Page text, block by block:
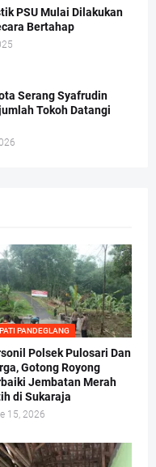
PSU Mulai Dilakukan
Bertahap
Serang Syafrudin
Tokoh Datangi
PANDEGLANG
Polsek Pulosari Dan
Gotong Royong
Jembatan Merah
di Sukaraja
15, 2026